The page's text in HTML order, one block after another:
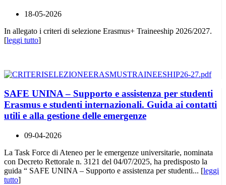
18-05-2026
In allegato i criteri di selezione Erasmus+ Traineeship 2026/2027.
[leggi tutto]
SAFE UNINA – Supporto e assistenza per studenti
Erasmus e studenti internazionali. Guida ai contatti
utili e alla gestione delle emergenze
09-04-2026
La Task Force di Ateneo per le emergenze universitarie, nominata
con Decreto Rettorale n. 3121 del 04/07/2025, ha predisposto la
guida “ SAFE UNINA – Supporto e assistenza per studenti... [leggi
tutto]